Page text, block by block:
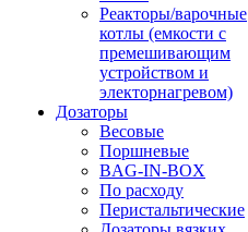
Реакторы/варочные
котлы (емкости с
премешивающим
устройством и
электорнагревом)
Дозаторы
Весовые
Поршневые
BAG-IN-BOX
По расходу
Перистальтические